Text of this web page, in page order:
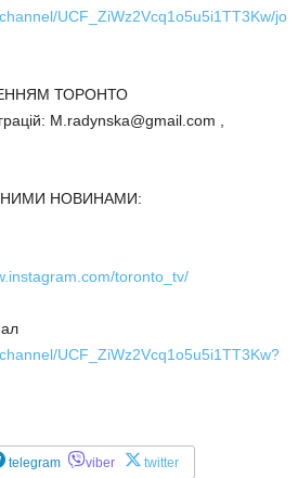
UCF_ZiWz2Vcq1o5u5i1TT3Kw/jo
ТОРОНТО
M.radynska@gmail.com ,
НОВИНАМИ:
toronto_tv/
UCF_ZiWz2Vcq1o5u5i1TT3Kw?
telegram viber twitter